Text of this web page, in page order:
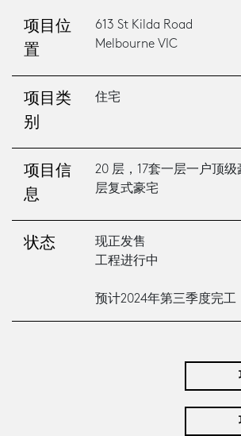
项目位
置
613 St Kilda Road
Melbourne VIC
项目类
别
住宅
项目信
息
20 层，17套一层一户顶级
层复式豪宅
状态
现正发售
工程进行中
预计2024年第三季度完工